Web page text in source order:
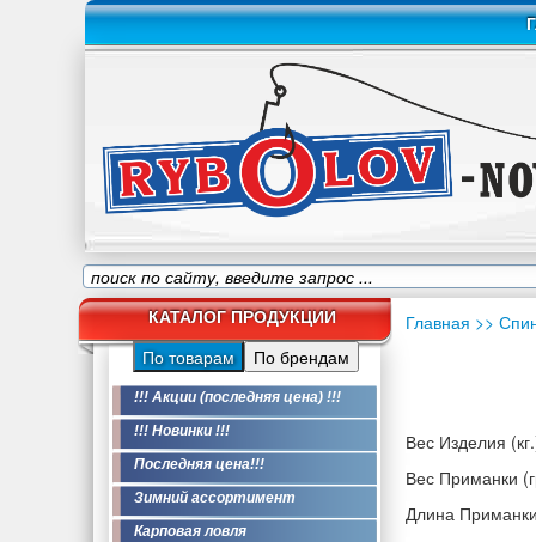
КАТАЛОГ ПРОДУКЦИИ
По товарам По брендам
!!! Акции (последняя цена) !!!
!!! Новинки !!!
Последняя цена!!!
Зимний ассортимент
Карповая ловля
Главная >>
Вес Изделия
Вес Приманки
Длина